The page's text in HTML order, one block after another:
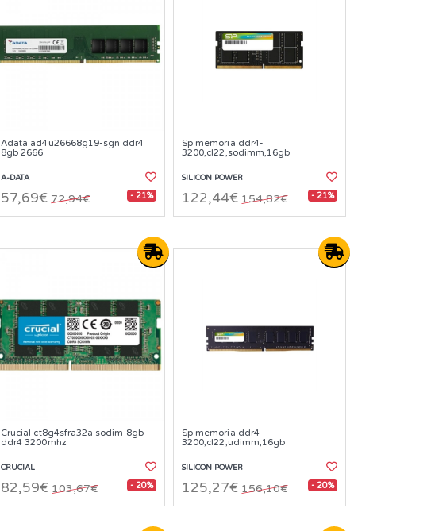
Adata ad4u26668g19-sgn ddr4
8gb 2666
A-DATA
57,69€ 72,94€ - 21%
Sp memoria ddr4-
3200,cl22,sodimm,16gb
SILICON POWER
122,44€ 154,82€ - 21%
Crucial ct8g4sfra32a sodim 8gb
ddr4 3200mhz
CRUCIAL
82,59€ 103,67€ - 20%
Sp memoria ddr4-
3200,cl22,udimm,16gb
SILICON POWER
125,27€ 156,10€ - 20%